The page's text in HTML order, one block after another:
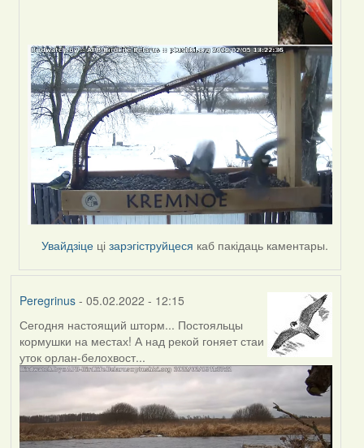
by
svyat08
Увайдзіце цізарэгіструйцеся каб пакідаць каментары.
Peregrinus- 05.02.2022 - 12:15
Сегодня настоящий шторм... Постояльцы
кормушки на местах! А над рекой гоняет стаи
уток орлан-белохвост...